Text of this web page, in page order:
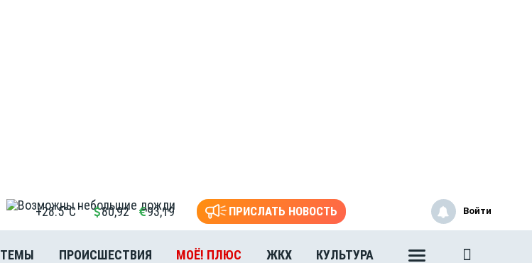
+28.5°C 80,92 93,19 ПРИСЛАТЬ НОВОСТЬ
ТЕМЫ ПРОИСШЕСТВИЯ МОЁ! ПЛЮС ЖКХ КУЛЬТУРА
Войти